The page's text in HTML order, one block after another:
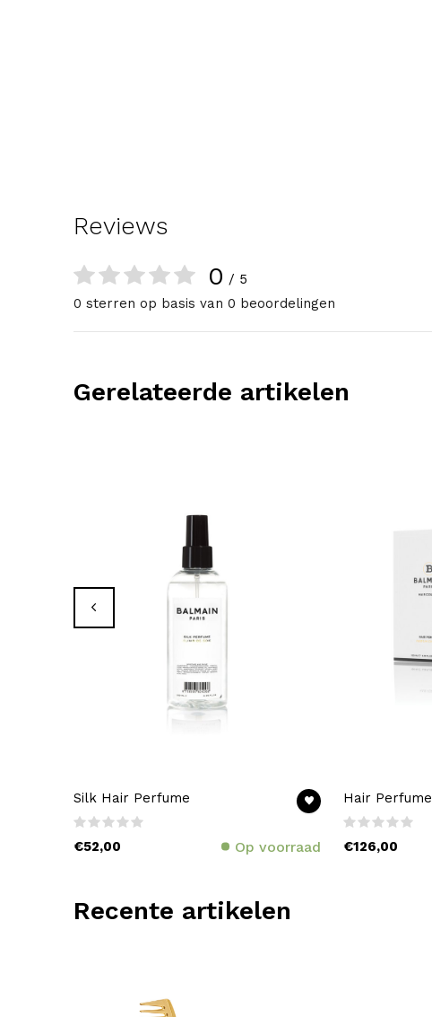
Reviews
0 / 5
0 sterren op basis van 0 beoordelingen
Gerelateerde artikelen
Silk Hair Perfume
€52,00 Op voorraad
Hair Perfume
€126,00
Recente artikelen